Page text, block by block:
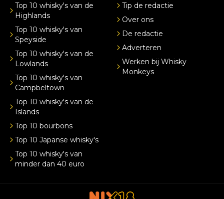
Top 10 whisky's van de
Highlands
Top 10 whisky's van
Speyside
Top 10 whisky's van de
Lowlands
Top 10 whisky's van
Campbeltown
Top 10 whisky's van de
Islands
Top 10 bourbons
Top 10 Japanse whisky's
Top 10 whisky's van
minder dan 40 euro
Tip de redactie
Over ons
De redactie
Adverteren
Werken bij Whisky
Monkeys